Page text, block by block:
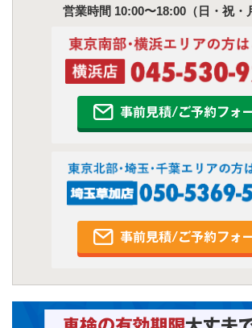
営業時間 10:00〜18:00（日・祝・